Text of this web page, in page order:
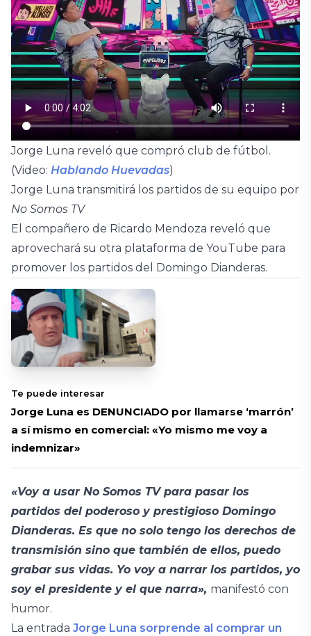
Jorge Luna reveló que compró club de fútbol.
(Video: Hablando Huevadas)
Jorge Luna transmitirá los partidos de su equipo por
No Somos TV
El compañero de Ricardo Mendoza reveló que
aprovechará su otra plataforma de YouTube para
promover los partidos del Domingo Dianderas.
Te puede interesar
Jorge Luna es DENUNCIADO por llamarse ‘marrón’
a sí mismo en comercial: «Yo mismo me voy a
indemnizar»
«Voy a usar No Somos TV para pasar los
partidos del poderoso y prestigioso Domingo
Dianderas. Es que no solo tengo los derechos de
transmisión sino que también de ellos, puedo
grabar sus vidas. Yo voy a narrar los partidos, yo
soy el presidente y el que narra», manifestó con
humor.
La entrada Jorge Luna sorprende al comprar un